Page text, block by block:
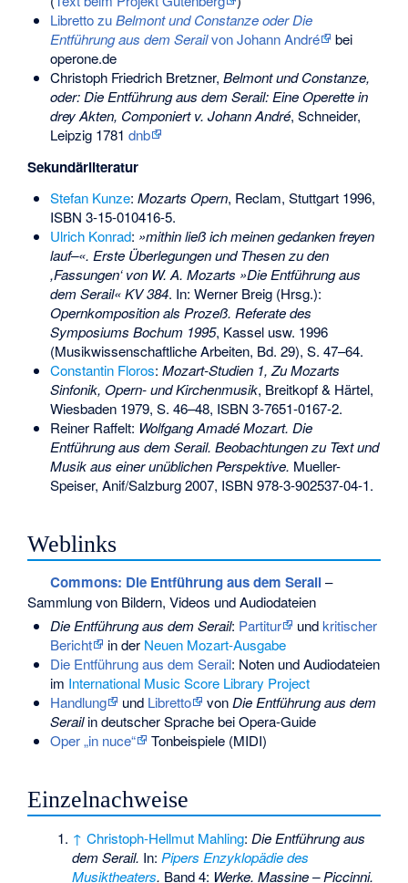
Libretto zuBelmont und Constanze oder Die
Entführung aus dem Serailvon Johann André
bei
operone.de
Christoph Friedrich Bretzner, Belmont und Constanze,
oder: Die Entführung aus dem Serail: Eine Operette in
drey Akten, Componiert v. Johann André, Schneider,
Leipzig 1781 dnb
Sekundärliteratur
Stefan Kunze: Mozarts Opern, Reclam, Stuttgart 1996,
ISBN 3-15-010416-5.
Ulrich Konrad: »mithin ließ ich meinen gedanken freyen
lauf–«. Erste Überlegungen und Thesen zu den
,Fassungen‘ von W. A. Mozarts »Die Entführung aus
dem Serail« KV 384. In: Werner Breig (Hrsg.):
Opernkomposition als Prozeß. Referate des
Symposiums Bochum 1995, Kassel usw. 1996
(Musikwissenschaftliche Arbeiten, Bd. 29), S. 47–64.
Constantin Floros: Mozart-Studien 1, Zu Mozarts
Sinfonik, Opern- und Kirchenmusik, Breitkopf & Härtel,
Wiesbaden 1979, S. 46–48, ISBN 3-7651-0167-2.
Reiner Raffelt: Wolfgang Amadé Mozart. Die
Entführung aus dem Serail. Beobachtungen zu Text und
Musik aus einer unüblichen Perspektive. Mueller-
Speiser, Anif/Salzburg 2007, ISBN 978-3-902537-04-1.
Weblinks
Commons: Die Entführung aus dem Serail–
Sammlung von Bildern, Videos und Audiodateien
Die Entführung aus dem Serail: Partitur undkritischer
Bericht
in der Neuen Mozart-Ausgabe
Die Entführung aus dem Serail: Noten und Audiodateien
im International Music Score Library Project
Handlung
und Libretto vonDie Entführung aus dem
Serailin deutscher Sprache bei Opera-Guide
Oper „in nuce“
Tonbeispiele (MIDI)
Einzelnachweise
↑ Christoph-Hellmut Mahling:Die Entführung aus
dem Serail. In: Pipers Enzyklopädie des
Musiktheaters. Band 4: Werke. Massine – Piccinni.